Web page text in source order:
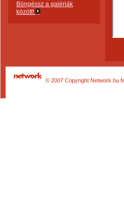
Böngéssz a galériák
között!
© 2007 Copyright Network.hu